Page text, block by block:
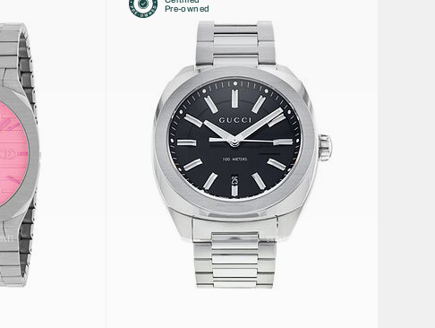
Pre-owned